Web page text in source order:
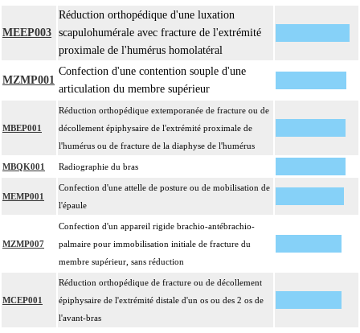
MEEP003
Réduction orthopédique d'une luxation
scapulohumérale avec fracture de l'extrémité
proximale de l'humérus homolatéral
MZMP001
Confection d'une contention souple d'une
articulation du membre supérieur
MBEP001
Réduction orthopédique extemporanée de fracture ou de
décollement épiphysaire de l'extrémité proximale de
l'humérus ou de fracture de la diaphyse de l'humérus
MBQK001 Radiographie du bras
MEMP001
Confection d'une attelle de posture ou de mobilisation de
l'épaule
MZMP007
Confection d'un appareil rigide brachio-antébrachio-
palmaire pour immobilisation initiale de fracture du
membre supérieur, sans réduction
MCEP001
Réduction orthopédique de fracture ou de décollement
épiphysaire de l'extrémité distale d'un os ou des 2 os de
l'avant-bras